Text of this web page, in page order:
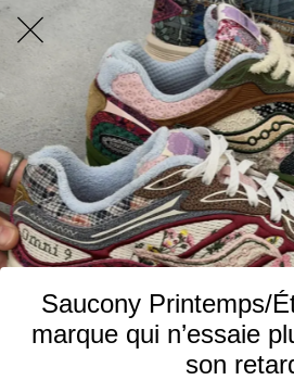
Saucony Printemps/
marque qui n’essaie
son